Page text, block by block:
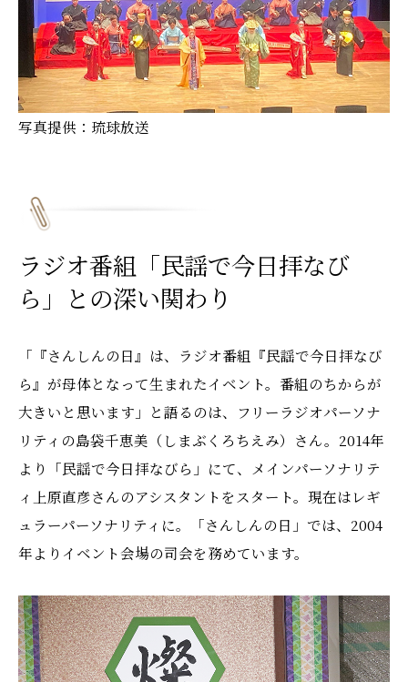
写真提供：琉球放送
ラジオ番組「民謡で今日拝なび
ら」との深い関わり
「『さんしんの日』は、ラジオ番組『民謡で今日拝なび
ら』が母体となって生まれたイベント。番組のちからが
大きいと思います」と語るのは、フリーラジオパーソナ
リティの島袋千恵美（しまぶくろちえみ）さん。2014年
より「民謡で今日拝なびら」にて、メインパーソナリテ
ィ上原直彦さんのアシスタントをスタート。現在はレギ
ュラーパーソナリティに。「さんしんの日」では、2004
年よりイベント会場の司会を務めています。